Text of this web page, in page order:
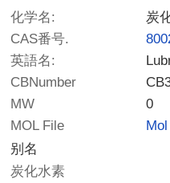
化学名:
炭
CAS番号.
英語名:
CBNumber
MW
0
MOL File
别名
炭化水素